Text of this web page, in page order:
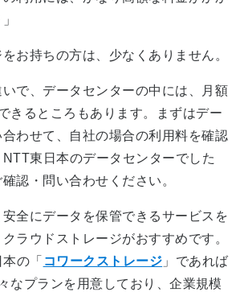
お持ちの方は、少なくありません。
いで、データセンターの中には、月額
きるところもあります。まずはデー
わせて、自社の場合の利用料を確認
東日本のデータセンターでした
認・問い合わせください。
全にデータを保管できるサービスを
ラウドストレージがおすすめです。
の「 コワークストレージ 」であれば
なプランを用意しており、企業規模